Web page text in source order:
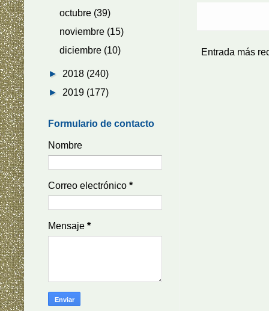
Entrada más
octubre (39)
noviembre (15)
diciembre (10)
► 2018 (240)
► 2019 (177)
Formulario de contacto
Nombre
Correo electrónico *
Mensaje *